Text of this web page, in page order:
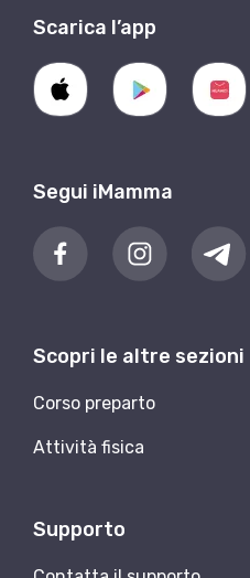
Scarica l’app
Segui iMamma
Scopri le altre sezioni
Corso preparto
Attività fisica
Supporto